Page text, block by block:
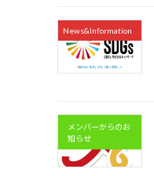
News&Information
メンバーからのお
知らせ